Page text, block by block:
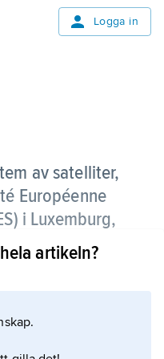
Logga in
av satelliter,
Européenne
i Luxemburg,
till
Astras första
artikeln?